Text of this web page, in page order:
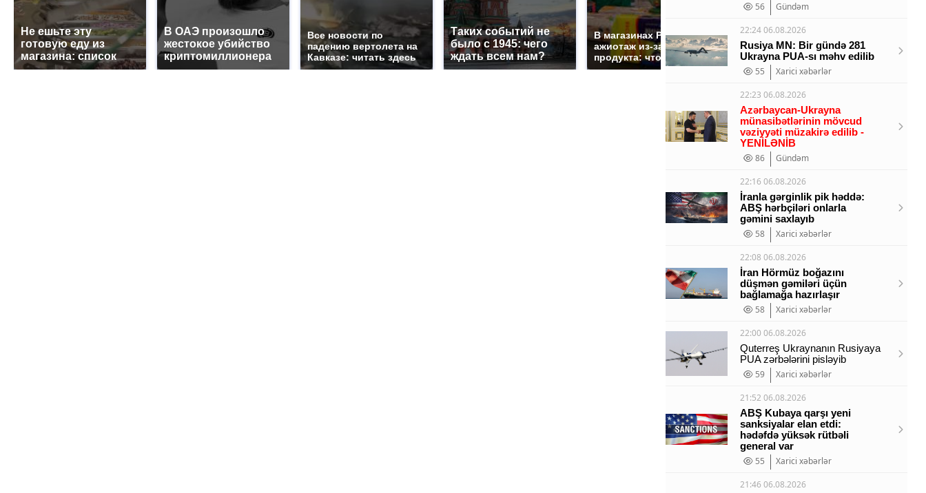
Не ешьте эту
готовую еду из
магазина: список
В ОАЭ произошло
жестокое убийство
криптомиллионера
Все новости по
падению вертолета на
Кавказе: читать здесь
Таких событий не
было с 1945: чего
ждать всем нам?
В магазинах России
ажиотаж из-за этого
продукта: что купить?
СМИ: В Химках на
полицейскую
машину напали и
подожгли.
56
Gündəm
22:24 06.08.2026
Rusiya MN: Bir gündə 281
Ukrayna PUA-sı məhv edilib
55
Xarici xəbərlər
22:23 06.08.2026
Azərbaycan-Ukrayna
münasibətlərinin mövcud
vəziyyəti müzakirə edilib -
YENİLƏNİB
86
Gündəm
22:16 06.08.2026
İranla gərginlik pik həddə:
ABŞ hərbçiləri onlarla
gəmini saxlayıb
58
Xarici xəbərlər
22:08 06.08.2026
İran Hörmüz boğazını
düşmən gəmiləri üçün
bağlamağa hazırlaşır
58
Xarici xəbərlər
22:00 06.08.2026
Quterreş Ukraynanın Rusiyaya
PUA zərbələrini pisləyib
59
Xarici xəbərlər
21:52 06.08.2026
ABŞ Kubaya qarşı yeni
sanksiyalar elan etdi:
hədəfdə yüksək rütbəli
general var
55
Xarici xəbərlər
21:46 06.08.2026